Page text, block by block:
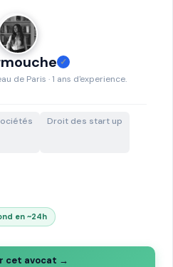
✓
de Paris · 1 ans d'experience.
Droit des start up
en ~24h
cet avocat →